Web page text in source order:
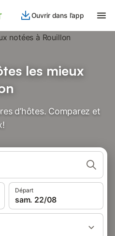
Ouvrir dans l’app
les mieux
d’hôtes. Comparez et
Départ
sam. 22/08